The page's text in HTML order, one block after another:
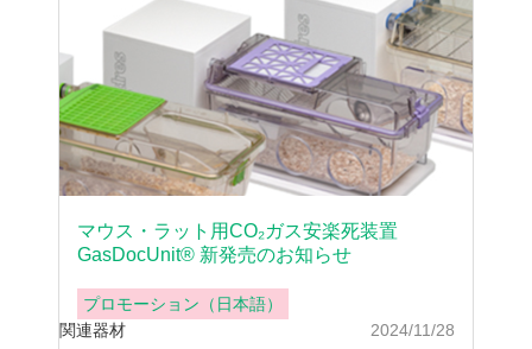
2024/11/28
マウス・ラット用CO₂ガス安楽死装置
GasDocUnit® 新発売のお知らせ
プロモーション（日本語）
関連器材